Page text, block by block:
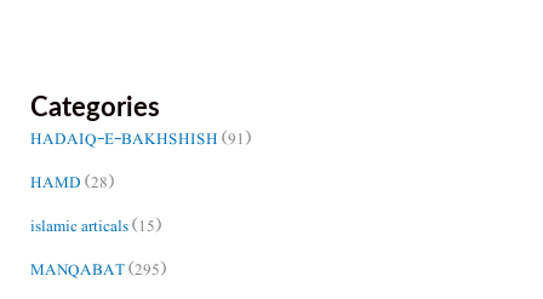
Categories
HADAIQ-E-BAKHSHISH(91)
HAMD(28)
islamic articals(15)
MANQABAT(295)